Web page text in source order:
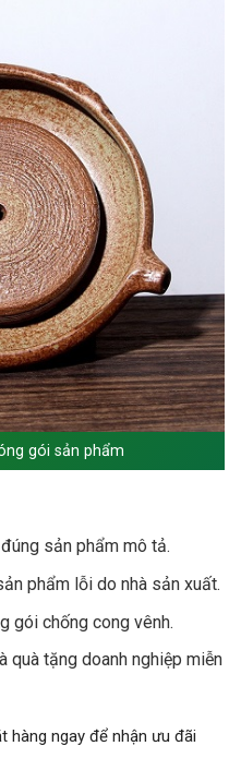
gói sản phẩm
sản phẩm mô tả.
phẩm lỗi do nhà sản xuất.
gói chống cong vênh.
quà tặng doanh nghiệp miễn
hàng ngay để nhận ưu đãi